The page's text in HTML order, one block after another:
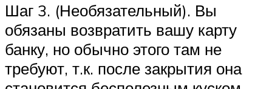
Шаг 3. (Необязательный). Вы
обязаны возвратить вашу карту
банку, но обычно этого там не
требуют, т.к. после закрытия она